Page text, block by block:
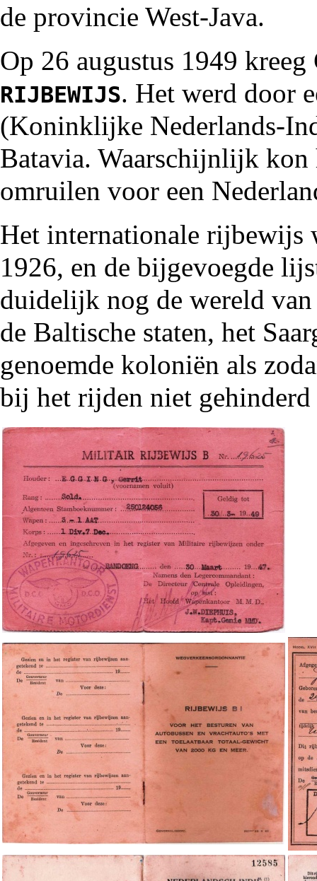
de provincie West-Java.
Op 26 augustus 1949 kreeg
RIJBEWIJS. Het werd door
(Koninklijke Nederlands-
Batavia. Waarschijnlijk
omruilen voor een
Het internationale rijbewijs
1926, en de bijgevoegde
duidelijk nog de wereld
de Baltische staten, het
genoemde koloniën als
bij het rijden niet gehinderd